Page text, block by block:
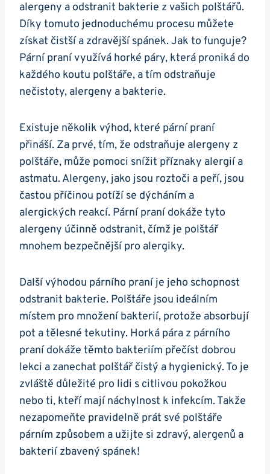
alergeny a odstranit bakterie z vašich‌ polštářů.
Díky tomuto jednoduchému procesu můžete
získat čistší a zdravější spánek. Jak to funguje?
Pární ​praní využívá horké páry, která proniká do
každého koutu ⁣polštáře, a tím odstraňuje
nečistoty, alergeny a bakterie.
Existuje několik výhod, ⁤které pární praní
přináší. Za prvé, tím, že odstraňuje alergeny z
polštáře,⁣ může pomoci ⁤snížit příznaky alergií a
astmatu. Alergeny, jako jsou roztoči ​a peří, jsou
častou příčinou potíží se dýcháním a
alergických reakcí. Pární⁢ praní dokáže tyto
alergeny účinně⁢ odstranit, čímž je ⁣polštář
mnohem bezpečnější pro alergiky.
Další⁢ výhodou párního praní je jeho schopnost‍
odstranit ‌bakterie. Polštáře jsou ‌ideálním
místem⁣ pro množení bakterií, protože⁣ absorbují
pot a tělesné tekutiny. ​Horká pára z⁣ párního
‍praní dokáže ‍těmto ⁤bakteriím přečíst dobrou
lekci a zanechat polštář čistý ⁢a hygienický. To je
zvláště důležité pro lidi s citlivou pokožkou
nebo ti, kteří mají‍ náchylnost k infekcím. Takže
nezapomeňte pravidelně prát své ‍polštáře
párním ‌způsobem‍ a užijte si zdravý, alergenů ⁣a
bakterií zbavený​ spánek!